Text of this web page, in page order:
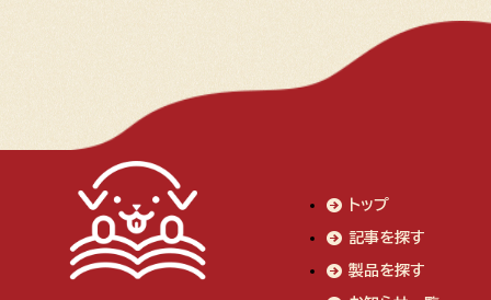
トップ
記事を探す
製品を探す